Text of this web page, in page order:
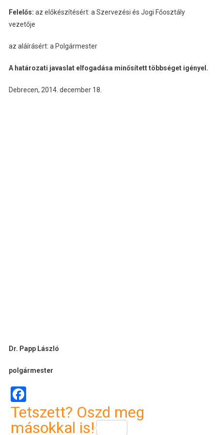
Felelős: az előkészítésért: a Szervezési és Jogi Főosztály
vezetője
az aláírásért: a Polgármester
A határozati javaslat elfogadása minősített többséget igényel.
Debrecen, 2014. december 18.
Dr. Papp László
polgármester
Facebook
Tetszett? Oszd meg
másokkal is!